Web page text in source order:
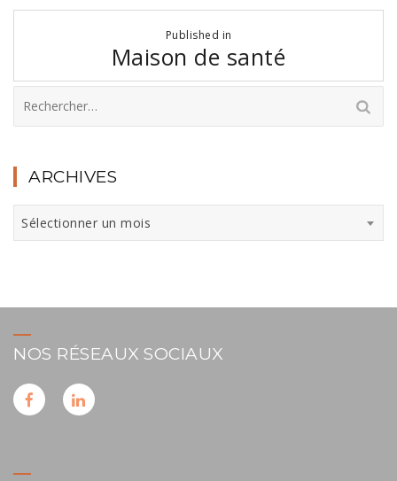
l’article
Published in
Maison de santé
ARCHIVES
Sélectionner un mois
NOS RÉSEAUX SOCIAUX